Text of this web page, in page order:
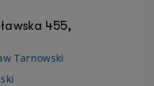
455,
Tarnowski